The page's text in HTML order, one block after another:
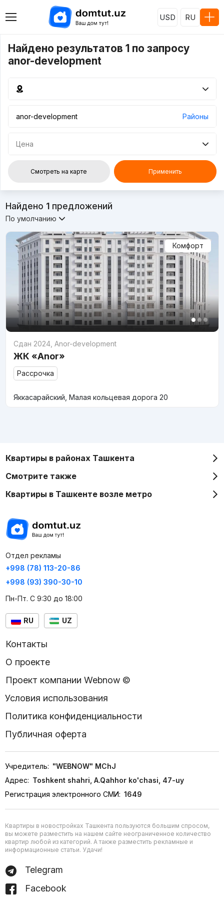
USD RU
Найдено результатов 1 по запросу
anor-development
Районы
Цена
Смотреть на карте Применить
Найдено 1предложений
По умолчанию
Комфорт
Сдан 2024, Anor-development
ЖК «Anor»
Рассрочка
Яккасарайский, Малая кольцевая дорога 20
Квартиры в районах Ташкента
Смотрите также
Квартиры в Ташкенте возле метро
Отдел рекламы
+998 (78) 113-20-86
+998 (93) 390-30-10
Пн-Пт. С 9:30 до 18:00
RU UZ
Контакты
О проекте
Проект компании Webnow ©
Условия использования
Политика конфиденциальности
Публичная оферта
Учредитель: "WEBNOW" MChJ
Адрес: Toshkent shahri, A.Qahhor ko'chasi, 47-uy
Регистрация электронного СМИ: 1649
Квартиры в новостройках Ташкента пользуются большим спросом,
вы можете разместить на нашем сайте неограниченное количество
квартир любой из категорий. А также разместить рекламные и
информационные статьи. Удачи!
Telegram
Facebook